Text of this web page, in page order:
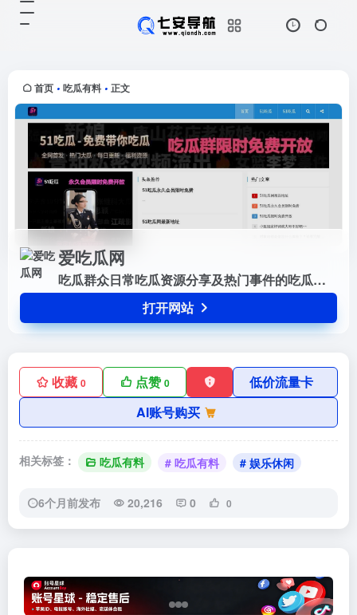
首页 • 吃瓜有料 • 正文
爱吃瓜网
吃瓜群众日常吃瓜资源分享及热门事件的吃瓜群和吃瓜网站
打开网站
收藏 0 点赞0
低价流量卡
AI账号购买
相关标签： 吃瓜有料 # 吃瓜有料 # 娱乐休闲
6个月前发布 20,216 0 0